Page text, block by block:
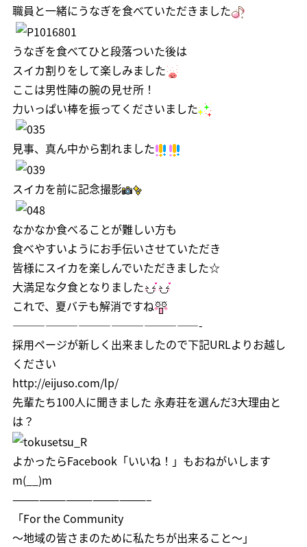
職員と一緒にうなぎを食べていただきました
うなぎを食べてひと段落ついた後は
スイカ割りをして楽しみました
ここは男性陣の腕の見せ所！
力いっぱい棒を振ってくださいました
見事、真ん中から割れました
スイカを前に記念撮影
なかなか食べることが難しい方も
食べやすいようにお手伝いさせていただき
皆様にスイカを楽しんでいただきました☆
大満足な夕食となりました
これで、夏バテも解消ですね
—————————————————-
採用ページが新しく出来ましたので下記URLよりお越し
ください
http://eijuso.com/lp/
先輩たち100人に聞きました 永寿荘を選んだ3大理由と
は？
よかったらFacebook「いいね！」 もおねがいします
m(__)m
———————————————–
「For the Community
～地域の皆さまのために私たちが出来ること～」